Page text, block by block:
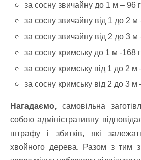
за сосну звичайну до 1 м – 96
за сосну звичайну від 1 до 2 м
за сосну звичайну від 2 до 3 м
за сосну кримську до 1 м -168
за сосну кримську від 1 до 2 м
за сосну кримську від 2 до 3 м
Нагадаємо, самовільна
собою адміністративну
штрафу і збитків, які
хвойного дерева. Разом з тим